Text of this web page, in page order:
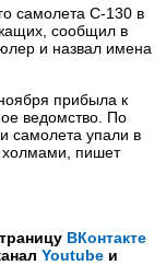
самолета С-130 в
сообщил в
и назвал имена
прибыла к
ведомство. По
самолета упали в
холмами, пишет
ВКонтакте
Youtube и